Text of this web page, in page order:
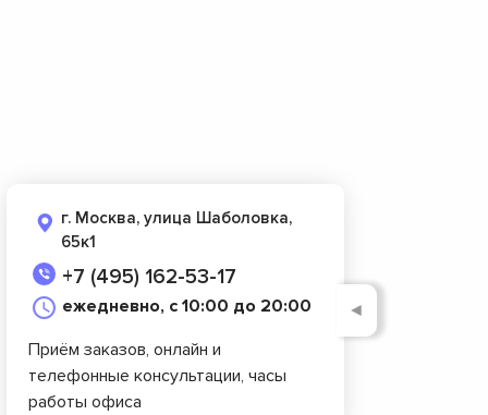
г. Москва, улица Шаболовка,
65к1
+7 (495) 162-53-17
ежедневно, с 10:00 до 20:00
Приём заказов, онлайн и
телефонные консультации, часы
работы офиса
◄